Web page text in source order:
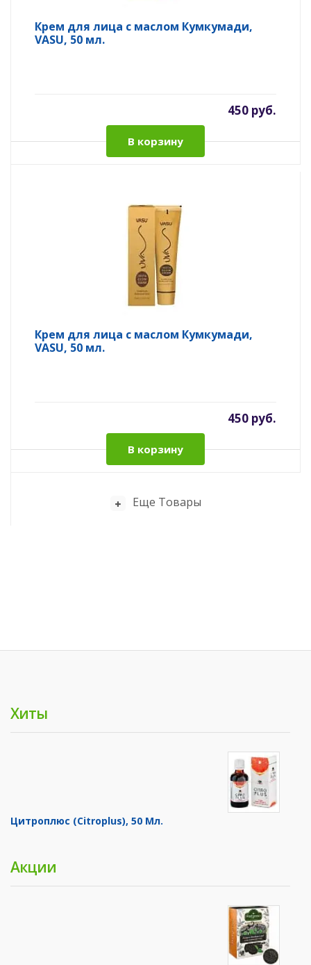
Крем для лица с маслом Кумкумади,
VASU, 50 мл.
450 руб.
В корзину
Крем для лица с маслом Кумкумади,
VASU, 50 мл.
450 руб.
В корзину
Еще Товары
Хиты
Цитроплюс (Citroplus), 50 Мл.
Акции